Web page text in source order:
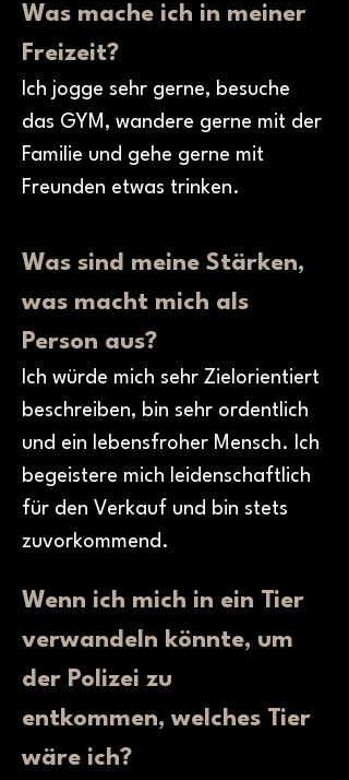
Was mache ich in meiner
Freizeit?
Ich jogge sehr gerne, besuche
das GYM, wandere gerne mit der
Familie und gehe gerne mit
Freunden etwas trinken.
Was sind meine Stärken,
was macht mich als
Person aus?
Ich würde mich sehr Zielorientiert
beschreiben, bin sehr ordentlich
und ein lebensfroher Mensch. Ich
begeistere mich leidenschaftlich
für den Verkauf und bin stets
zuvorkommend.
Wenn ich mich in ein Tier
verwandeln könnte, um
der Polizei zu
entkommen, welches Tier
wäre ich?